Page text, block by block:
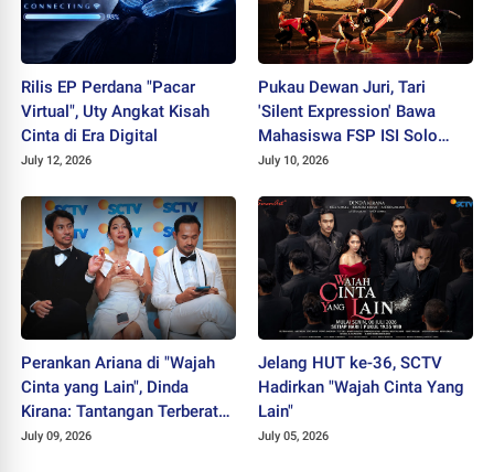
Rilis EP Perdana "Pacar
Virtual", Uty Angkat Kisah
Cinta di Era Digital
July 12, 2026
Pukau Dewan Juri, Tari
'Silent Expression' Bawa
Mahasiswa FSP ISI Solo
Sabet Juara II PEKSIMIDA
July 10, 2026
Perankan Ariana di "Wajah
Cinta yang Lain", Dinda
Kirana: Tantangan Terberat
Selama Berkarier
July 09, 2026
Jelang HUT ke-36, SCTV
Hadirkan "Wajah Cinta Yang
Lain"
July 05, 2026